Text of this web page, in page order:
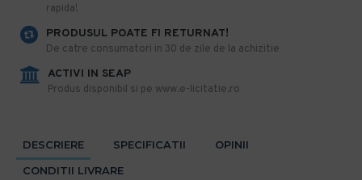
rapida!
PRODUSUL POATE FI RETURNAT!
De catre consumatori in 30 de zile de la achizitie
ACTIVI IN SEAP
Produs disponibil si pe www.e-licitatie.ro
DESCRIERE SPECIFICATII
OPINII
CONDITII LIVRARE